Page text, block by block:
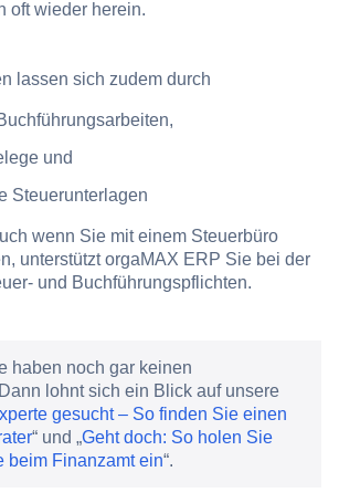
oft wieder herein.
lassen sich zudem durch
und
Steuerunterlagen
wenn Sie mit einem Steuerbüro
unterstützt orgaMAX ERP Sie bei der
und Buchführungspflichten.
haben noch gar keinen
lohnt sich ein Blick auf unsere
gesucht – So finden Sie einen
“ und „Geht doch: So holen Sie
beim Finanzamt ein“.